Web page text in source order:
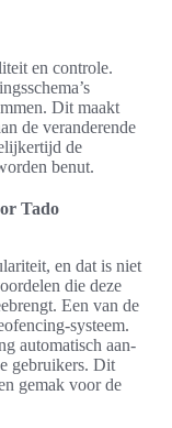
en controle.
Dit maakt
de veranderende
de
benut.
Tado
en dat is niet
die deze
Een van de
systeem.
automatisch aan-
gebruikers. Dit
gemak voor de